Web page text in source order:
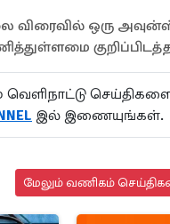
விரைவில் ஒரு
வெளிநாட்டு
இல் இணையுங்கள்.
மேலும் வணிகம்